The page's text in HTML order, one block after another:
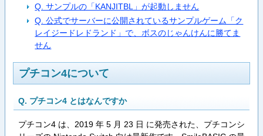
Q. サンプルの「KANJITBL」が起動しません
Q. 公式でサーバーに公開されているサンプルゲーム「ク
レイジードレドランド」で、ボスのじゃんけんに勝てま
せん
プチコン4について
Q. プチコン4 とはなんですか
プチコン4 は、2019 年 5 月 23 日 に発売された、プチコンシ